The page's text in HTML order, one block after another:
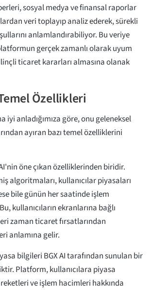
sosyal medya ve finansal raporlar
veri toplayıp analiz ederek, sürekli
anlamlandırabiliyor. Bu veriye
gerçek zamanlı olarak uyum
ticaret kararları almasına olanak
Özellikleri
iyi anladığımıza göre, onu geleneksel
ayıran bazı temel özelliklerini
öne çıkan özelliklerinden biridir.
algoritmaları, kullanıcılar piyasaları
bile günün her saatinde işlem
kullanıcıların ekranlarına bağlı
zaman ticaret fırsatlarından
anlamına gelir.
bilgileri BGX AI tarafından sunulan bir
Platform, kullanıcılara piyasa
ve işlem hacimleri hakkında